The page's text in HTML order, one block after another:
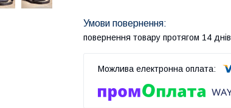
повернення товару протягом 14 днів